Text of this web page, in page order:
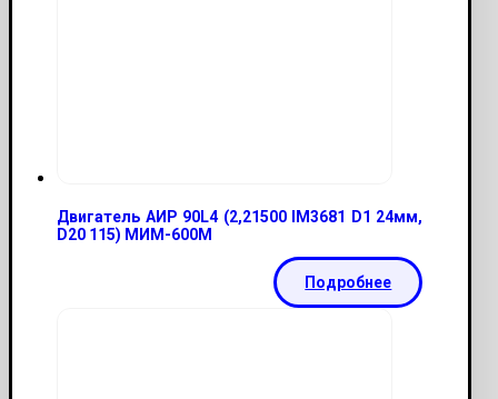
Двигатель АИР 90L4 (2,21500 IM3681 D1 24мм,
D20 115) МИМ-600М
Подробнее